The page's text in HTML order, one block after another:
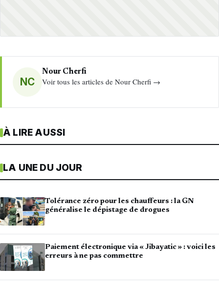
NC
Nour Cherfi
Voir tous les articles de Nour Cherfi →
À LIRE AUSSI
LA UNE DU JOUR
Tolérance zéro pour les chauffeurs : la GN
généralise le dépistage de drogues
Paiement électronique via « Jibayatic » : voici les
erreurs à ne pas commettre